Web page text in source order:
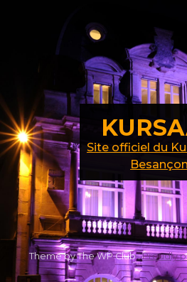
Site officiel du
Besançon
Theme by The WP Club .Proudly